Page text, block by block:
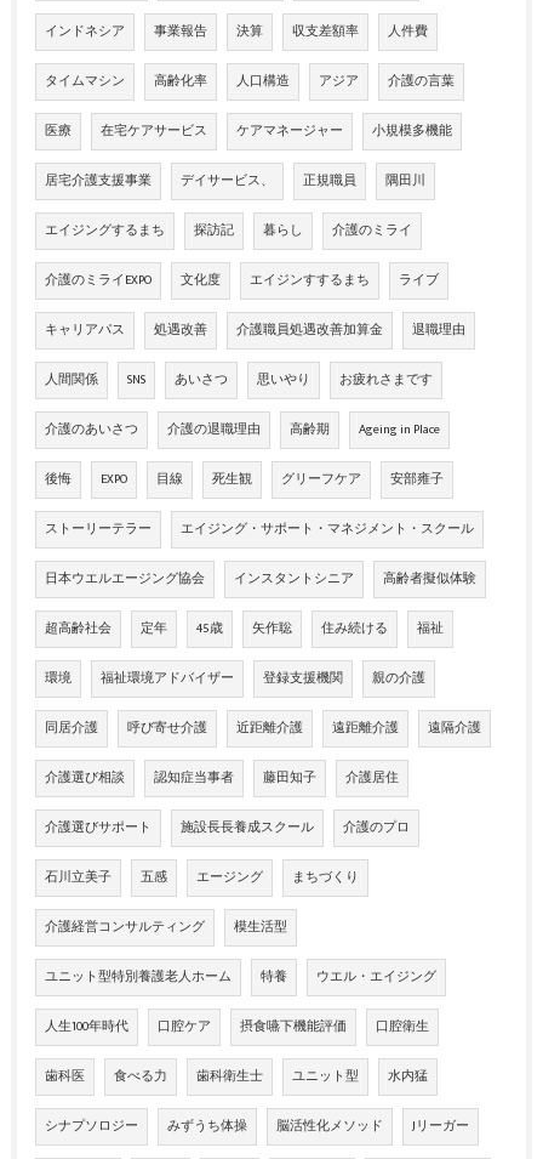
インドネシア 事業報告 決算 収支差額率 人件費
タイムマシン 高齢化率 人口構造 アジア 介護の言葉
医療 在宅ケアサービス ケアマネージャー 小規模多機能
居宅介護支援事業 デイサービス、 正規職員 隅田川
エイジングするまち 探訪記 暮らし 介護のミライ
介護のミライEXPO 文化度 エイジンすするまち ライブ
キャリアパス 処遇改善 介護職員処遇改善加算金 退職理由
人間関係 SNS あいさつ 思いやり お疲れさまです
介護のあいさつ 介護の退職理由 高齢期 Ageing in Place
後悔 EXPO 目線 死生観 グリーフケア 安部雍子
ストーリーテラー エイジング・サポート・マネジメント・スクール
日本ウエルエージング協会 インスタントシニア 高齢者擬似体験
超高齢社会 定年 45歳 矢作聡 住み続ける 福祉
環境 福祉環境アドバイザー 登録支援機関 親の介護
同居介護 呼び寄せ介護 近距離介護 遠距離介護 遠隔介護
介護選び相談 認知症当事者 藤田知子 介護居住
介護選びサポート 施設長長養成スクール 介護のプロ
石川立美子 五感 エージング まちづくり
介護経営コンサルティング 模生活型
ユニット型特別養護老人ホーム 特養 ウエル・エイジング
人生100年時代 口腔ケア 摂食嚥下機能評価 口腔衛生
歯科医 食べる力 歯科衛生士 ユニット型 水内猛
シナプソロジー みずうち体操 脳活性化メソッド Jリーガー